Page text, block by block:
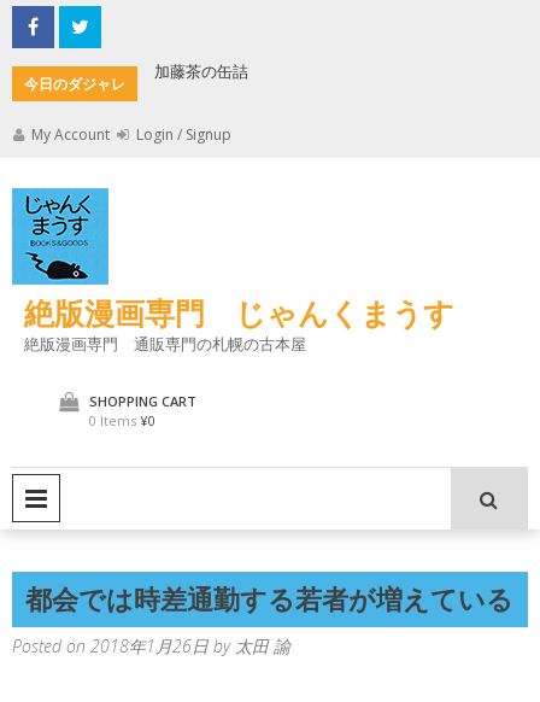
Skip
to
content
今日のダジャレ
加藤茶の缶詰
My Account Login / Signup
絶版漫画専門 じゃんくまうす
絶版漫画専門 通販専門の札幌の古本屋
SHOPPING CART
0 Items ¥0
都会では時差通勤する若者が増えている
Posted on 2018年1月26日 by 太田 諭